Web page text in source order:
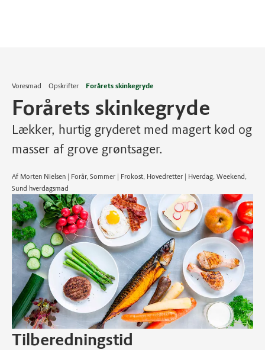
Voresmad Opskrifter Forårets skinkegryde
Forårets skinkegryde
Lækker, hurtig gryderet med magert kød og
masser af grove grøntsager.
Af Morten Nielsen | Forår, Sommer | Frokost, Hovedretter | Hverdag, Weekend,
Sund hverdagsmad
Tilberedningstid